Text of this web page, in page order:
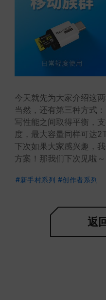
今天就先为大家介绍这
当然，还有第三种方式
写性能之间取得平衡，
度，最大容量同样可达
下次如果大家感兴趣，
方案！那我们下次见啦～
#新手村系列 #创作者系列
返